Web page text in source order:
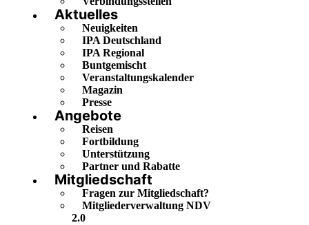
Aktuelles
Neuigkeiten
IPA Deutschland
IPA Regional
Buntgemischt
Veranstaltungskalender
Magazin
Presse
Angebote
Reisen
Fortbildung
Unterstützung
Partner und Rabatte
Mitgliedschaft
Fragen zur Mitgliedschaft?
Mitgliederverwaltung NDV
2.0